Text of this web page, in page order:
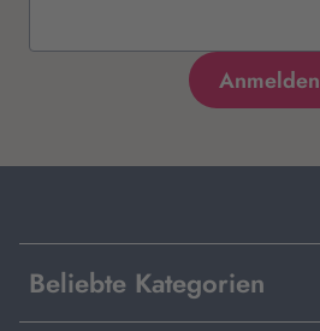
Beliebte Kategorien